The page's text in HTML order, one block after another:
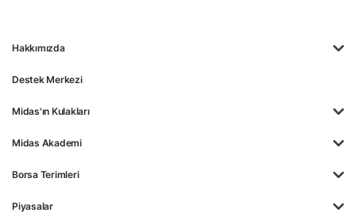
Hakkımızda
Destek Merkezi
Midas'ın Kulakları
Midas Akademi
Borsa Terimleri
Piyasalar